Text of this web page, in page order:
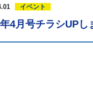
イベント
4月号チラシUPし